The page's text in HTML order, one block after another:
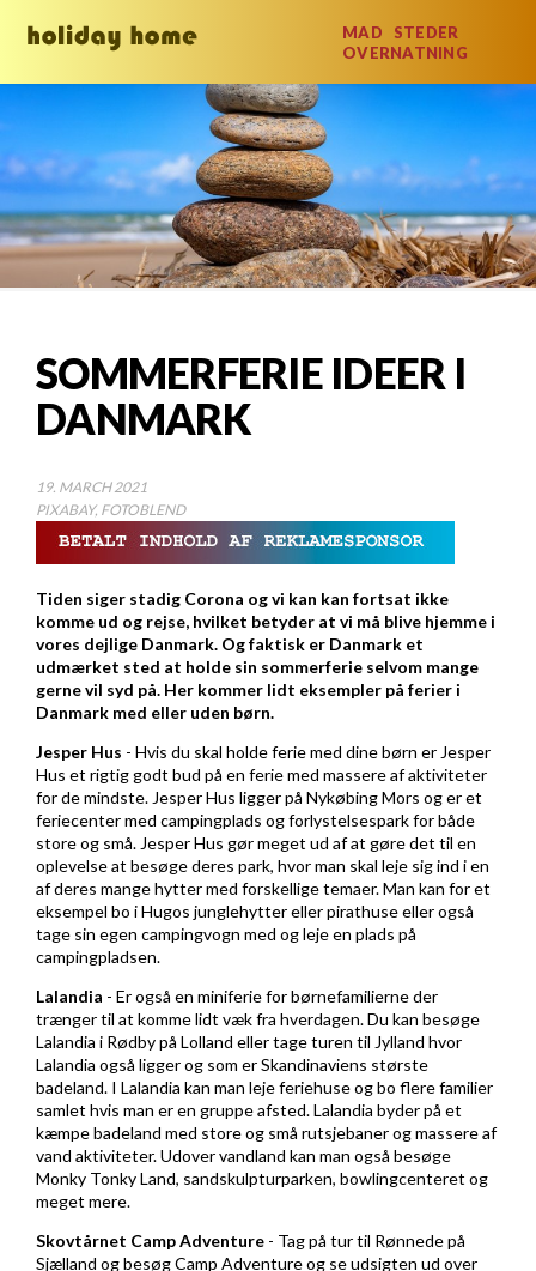
SOMMERFERIE IDEER I
DANMARK
19. MARCH 2021
PIXABAY, FOTOBLEND
Tiden siger stadig Corona og vi kan kan fortsat ikke
komme ud og rejse, hvilket betyder at vi må blive hjemme i
vores dejlige Danmark. Og faktisk er Danmark et
udmærket sted at holde sin sommerferie selvom mange
gerne vil syd på. Her kommer lidt eksempler på ferier i
Danmark med eller uden børn.
Jesper Hus - Hvis du skal holde ferie med dine børn er Jesper
Hus et rigtig godt bud på en ferie med massere af aktiviteter
for de mindste. Jesper Hus ligger på Nykøbing Mors og er et
feriecenter med campingplads og forlystelsespark for både
store og små. Jesper Hus gør meget ud af at gøre det til en
oplevelse at besøge deres park, hvor man skal leje sig ind i en
af deres mange hytter med forskellige temaer. Man kan for et
eksempel bo i Hugos junglehytter eller pirathuse eller også
tage sin egen campingvogn med og leje en plads på
campingpladsen.
Lalandia - Er også en miniferie for børnefamilierne der
trænger til at komme lidt væk fra hverdagen. Du kan besøge
Lalandia i Rødby på Lolland eller tage turen til Jylland hvor
Lalandia også ligger og som er Skandinaviens største
badeland. I Lalandia kan man leje feriehuse og bo flere familier
samlet hvis man er en gruppe afsted. Lalandia byder på et
kæmpe badeland med store og små rutsjebaner og massere af
vand aktiviteter. Udover vandland kan man også besøge
Monky Tonky Land, sandskulpturparken, bowlingcenteret og
meget mere.
Skovtårnet Camp Adventure - Tag på tur til Rønnede på
Sjælland og besøg Camp Adventure og se udsigten ud over
MAD
STEDER
OVERNATNING